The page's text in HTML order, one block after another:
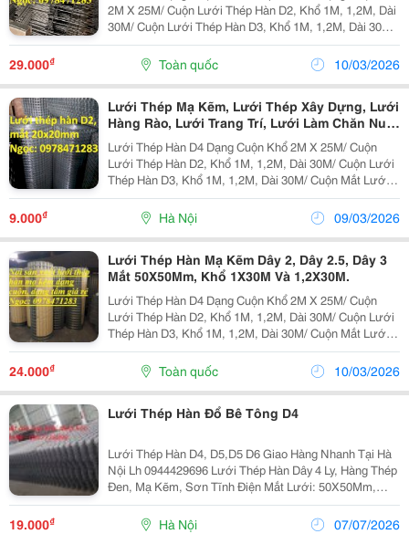
2M X 25M/ Cuộn Lưới Thép Hàn D2, Khổ 1M, 1,2M, Dài
30M/ Cuộn Lưới Thép Hàn D3, Khổ 1M, 1,2M, Dài 30M/
Cuộn Mắt Lưới: 50X50Mm, 100X100Mm, 150X150Mm,
200X200Mm Đặc Điểm Lưới Hàn Dạng...
29.000₫ Toàn quốc 10/03/2026
Lưới Thép Mạ Kẽm, Lưới Thép Xây Dựng, Lưới
Hàng Rào, Lưới Trang Trí, Lưới Làm Chăn Nuôi
Chuồng Trại.
Lưới Thép Hàn D4 Dạng Cuộn Khổ 2M X 25M/ Cuộn
Lưới Thép Hàn D2, Khổ 1M, 1,2M, Dài 30M/ Cuộn Lưới
Thép Hàn D3, Khổ 1M, 1,2M, Dài 30M/ Cuộn Mắt Lưới:
50X50Mm, 100X100Mm, 150X150Mm, 200X200Mm
Đặc Điểm Lưới Hàn Dạng Cuộn Được Làm Từ Cong...
9.000₫ Hà Nội 09/03/2026
Lưới Thép Hàn Mạ Kẽm Dây 2, Dây 2.5, Dây 3
Mắt 50X50Mm, Khổ 1X30M Và 1,2X30M.
Lưới Thép Hàn D4 Dạng Cuộn Khổ 2M X 25M/ Cuộn
Lưới Thép Hàn D2, Khổ 1M, 1,2M, Dài 30M/ Cuộn Lưới
Thép Hàn D3, Khổ 1M, 1,2M, Dài 30M/ Cuộn Mắt Lưới:
50X50Mm, 100X100Mm, 150X150Mm, 200X200Mm
Đặc Điểm Lưới Hàn Dạng Cuộn Dây 2, Mắt...
24.000₫ Toàn quốc 10/03/2026
Lưới Thép Hàn Đổ Bê Tông D4
Lưới Thép Hàn D4, D5,D5 D6 Giao Hàng Nhanh Tại Hà
Nội Lh 0944429696 Lưới Thép Hàn Dây 4 Ly, Hàng Thép
Đen, Mạ Kẽm, Sơn Tĩnh Điện Mắt Lưới: 50X50Mm,
100X100Mm, 150X150Mm, 200X200Mm..vv Kích
Thước Tấm Lưới: Theo Yêu Cầu Của Kách Hàng Rông
19.000₫ Hà Nội 07/07/2026